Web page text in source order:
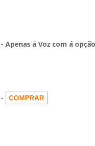
á Voz com á